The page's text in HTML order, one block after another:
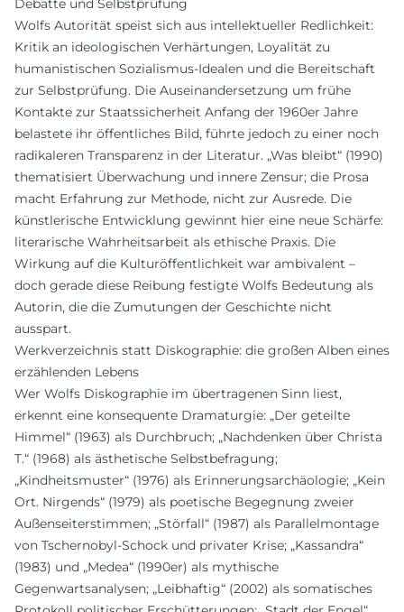
Debatte und Selbstprüfung
Wolfs Autorität speist sich aus intellektueller Redlichkeit:
Kritik an ideologischen Verhärtungen, Loyalität zu
humanistischen Sozialismus-Idealen und die Bereitschaft
zur Selbstprüfung. Die Auseinandersetzung um frühe
Kontakte zur Staatssicherheit Anfang der 1960er Jahre
belastete ihr öffentliches Bild, führte jedoch zu einer noch
radikaleren Transparenz in der Literatur. „Was bleibt“ (1990)
thematisiert Überwachung und innere Zensur; die Prosa
macht Erfahrung zur Methode, nicht zur Ausrede. Die
künstlerische Entwicklung gewinnt hier eine neue Schärfe:
literarische Wahrheitsarbeit als ethische Praxis. Die
Wirkung auf die Kulturöffentlichkeit war ambivalent –
doch gerade diese Reibung festigte Wolfs Bedeutung als
Autorin, die die Zumutungen der Geschichte nicht
ausspart.
Werkverzeichnis statt Diskographie: die großen Alben eines
erzählenden Lebens
Wer Wolfs Diskographie im übertragenen Sinn liest,
erkennt eine konsequente Dramaturgie: „Der geteilte
Himmel“ (1963) als Durchbruch; „Nachdenken über Christa
T.“ (1968) als ästhetische Selbstbefragung;
„Kindheitsmuster“ (1976) als Erinnerungsarchäologie; „Kein
Ort. Nirgends“ (1979) als poetische Begegnung zweier
Außenseiterstimmen; „Störfall“ (1987) als Parallelmontage
von Tschernobyl-Schock und privater Krise; „Kassandra“
(1983) und „Medea“ (1990er) als mythische
Gegenwartsanalysen; „Leibhaftig“ (2002) als somatisches